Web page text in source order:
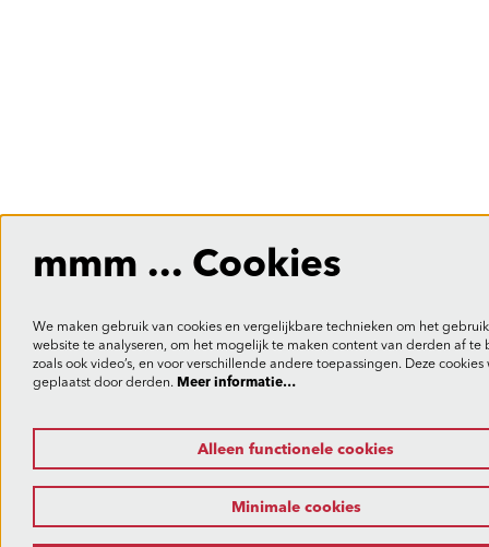
mmm ... Cookies
We maken gebruik van cookies en vergelijkbare technieken om het
website te analyseren, om het mogelijk te maken content van derden af te
zoals ook video’s, en voor verschillende andere toepassingen. Deze cookies
geplaatst door derden. Meer informatie…
Alleen functionele cookies
Minimale cookies